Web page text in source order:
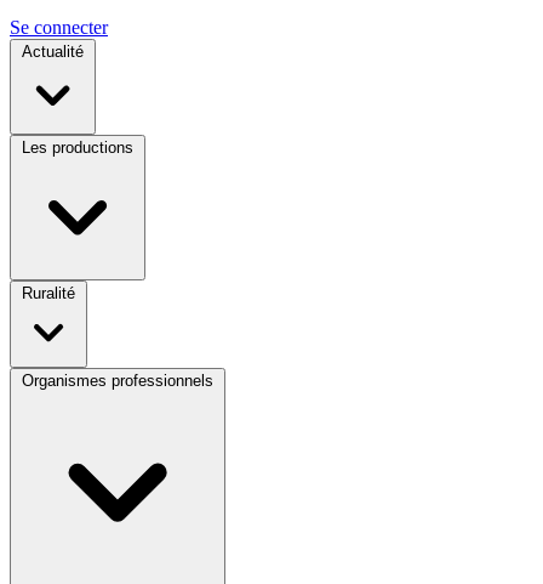
Se connecter
Actualité
Les productions
Ruralité
Organismes professionnels